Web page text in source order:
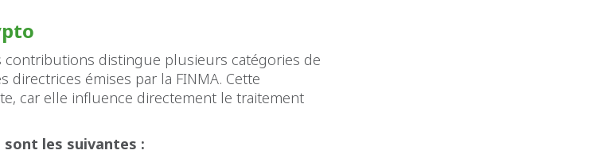
contributions distingue plusieurs catégories de
directrices émises par la FINMA. Cette
car elle influence directement le traitement
les suivantes :